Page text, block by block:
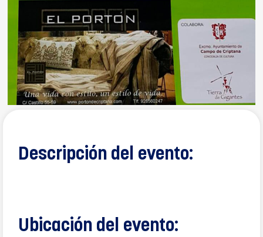
Descripción del evento:
Ubicación del evento: